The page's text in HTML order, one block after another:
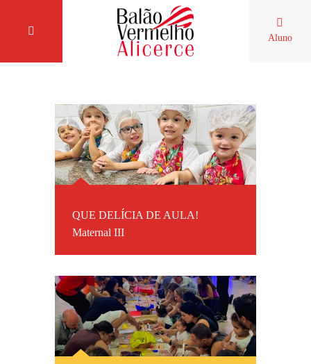
Aluno
QUE DELÍCIA DE AULA!
Maternal III